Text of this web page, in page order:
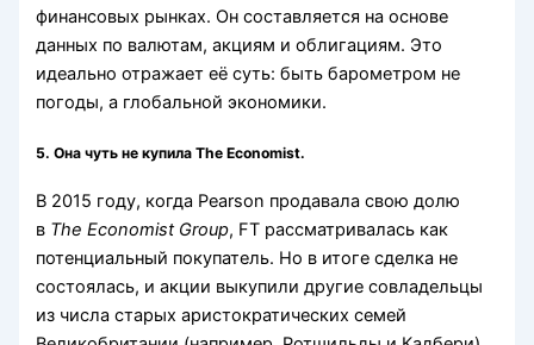
финансовых рынках. Он составляется на основе
данных по валютам, акциям и облигациям. Это
идеально отражает её суть: быть барометром не
погоды, а глобальной экономики.
5.Она чуть не купила The Economist.
В 2015 году, когда Pearson продавала свою долю
в The Economist Group, FT рассматривалась как
потенциальный покупатель. Но в итоге сделка не
состоялась, и акции выкупили другие совладельцы
из числа старых аристократических семей